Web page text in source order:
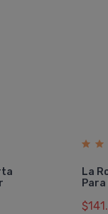
La
Para